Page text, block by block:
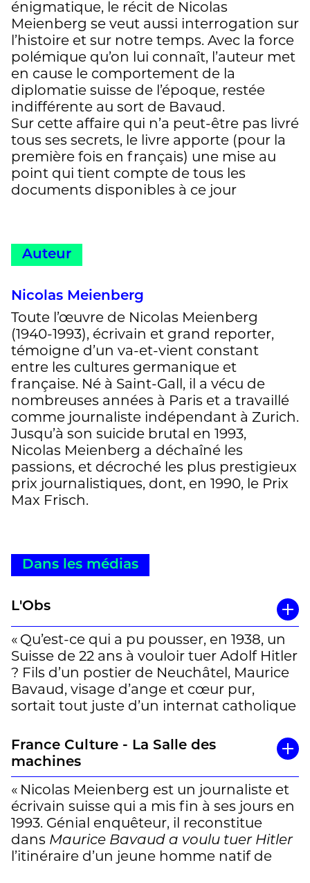
énigmatique, le récit de Nicolas
Meienberg se veut aussi interrogation sur
l’histoire et sur notre temps. Avec la force
polémique qu’on lui connaît, l’auteur met
en cause le comportement de la
diplomatie suisse de l’époque, restée
indifférente au sort de Bavaud.
Sur cette affaire qui n’a peut-être pas livré
tous ses secrets, le livre apporte (pour la
première fois en français) une mise au
point qui tient compte de tous les
documents disponibles à ce jour
Auteur
Nicolas Meienberg
Toute l’œuvre de Nicolas Meienberg
(1940-1993), écrivain et grand reporter,
témoigne d’un va-et-vient constant
entre les cultures germanique et
française. Né à Saint-Gall, il a vécu de
nombreuses années à Paris et a travaillé
comme journaliste indépendant à Zurich.
Jusqu’à son suicide brutal en 1993,
Nicolas Meienberg a déchaîné les
passions, et décroché les plus prestigieux
prix journalistiques, dont, en 1990, le Prix
Max Frisch.
Dans les médias
L'Obs
« Qu’est-ce qui a pu pousser, en 1938, un
Suisse de 22 ans à vouloir tuer Adolf Hitler
? Fils d’un postier de Neuchâtel, Maurice
Bavaud, visage d’ange et cœur pur,
sortait tout juste d’un internat catholique
de dame», un Schmeisser 6.35, et partit
pour l’Allemagne, bien décidé à
assassiner le Führer.
(…)
A la fin des années 1970, le journaliste
suisse Nicolas Meienberg a longuement
enquêté sur le parcours de ce jeune
France Culture - La Salle des
machines
« Nicolas Meienberg est un journaliste et
écrivain suisse qui a mis fin à ses jours en
1993. Génial enquêteur, il reconstitue
dans Maurice Bavaud a voulu tuer Hitler
l’itinéraire d’un jeune homme natif de